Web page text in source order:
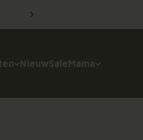
NieuwSaleMama